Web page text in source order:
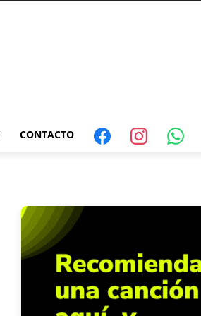
CONTACTO